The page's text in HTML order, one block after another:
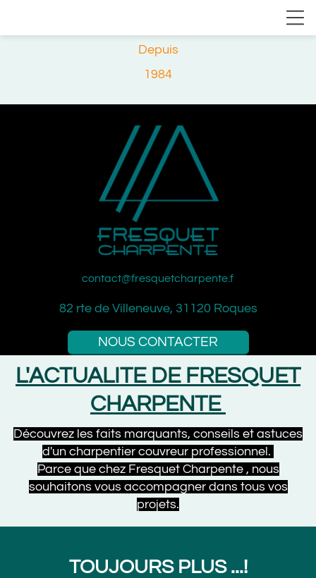
Depuis
1984
contact@fresquetcharpente.fr
82 rte de Villeneuve, 31120 Roques
NOUS CONTACTER
L'ACTUALITE DE FRESQUET
CHARPENTE
Découvrez les faits marquants, conseils et astuces
d'un charpentier couvreur professionnel.
Parce que chez Fresquet Charpente , nous
souhaitons vous accompagner dans tous vos
projets.
TOUJOURS PLUS ...!